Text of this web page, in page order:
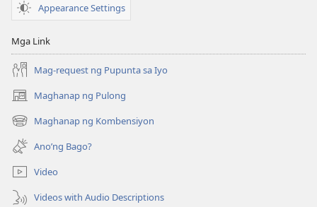
Appearance Settings
Mga Link
Mag-request ng Pupunta sa Iyo
Maghanap ng Pulong
(may
bubukas
na
bagong
window)
Maghanap ng Kombensiyon
(may
bubukas
na
bagong
window)
Ano’ng Bago?
Video
Videos with Audio Descriptions